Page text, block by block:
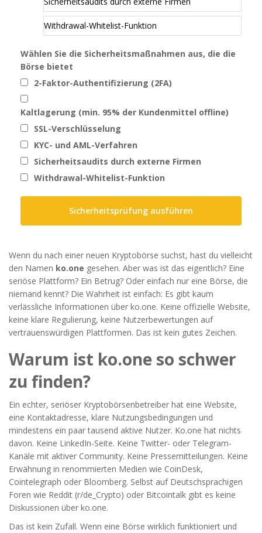
Withdrawal-Whitelist-Funktion
Wählen Sie die Sicherheitsmaßnahmen aus, die die
Börse bietet
2-Faktor-Authentifizierung (2FA)
Kaltlagerung (min. 95% der Kundenmittel offline)
SSL-Verschlüsselung
KYC- und AML-Verfahren
Sicherheitsaudits durch externe Firmen
Withdrawal-Whitelist-Funktion
Sicherheitsprüfung ausführen
Wenn du nach einer neuen Kryptobörse suchst, hast du vielleicht
den Namen ko.one gesehen. Aber was ist das eigentlich? Eine
seriöse Plattform? Ein Betrug? Oder einfach nur eine Börse, die
niemand kennt? Die Wahrheit ist einfach: Es gibt kaum
verlässliche Informationen über ko.one. Keine offizielle Website,
keine klare Regulierung, keine Nutzerbewertungen auf
vertrauenswürdigen Plattformen. Das ist kein gutes Zeichen.
Warum ist ko.one so schwer
zu finden?
Ein echter, seriöser Kryptobörsenbetreiber hat eine Website,
eine Kontaktadresse, klare Nutzungsbedingungen und
mindestens ein paar tausend aktive Nutzer. Ko.one hat nichts
davon. Keine LinkedIn-Seite. Keine Twitter- oder Telegram-
Kanäle mit aktiver Community. Keine Pressemitteilungen. Keine
Erwähnung in renommierten Medien wie CoinDesk,
Cointelegraph oder Bloomberg. Selbst auf Deutschsprachigen
Foren wie Reddit (r/de_Crypto) oder Bitcointalk gibt es keine
Diskussionen über ko.one.
Das ist kein Zufall. Wenn eine Börse wirklich funktioniert und